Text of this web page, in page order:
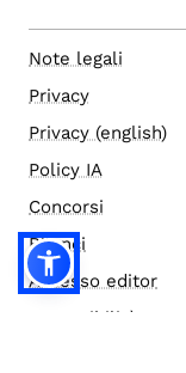
Note legali
Privacy
Privacy (english)
Policy IA
Concorsi
Bilanci
Accesso editor
Accessibilità